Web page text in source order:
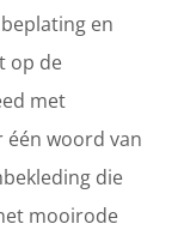
en
op de
met
één woord van
die
mooirode